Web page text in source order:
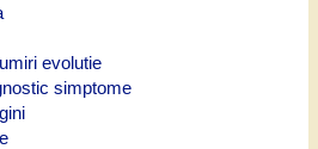
evolutie
simptome